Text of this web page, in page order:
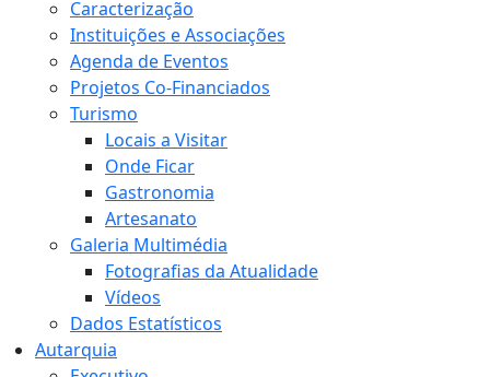
Caracterização
Instituições e Associações
Agenda de Eventos
Projetos Co-Financiados
Turismo
Locais a Visitar
Onde Ficar
Gastronomia
Artesanato
Galeria Multimédia
Fotografias da Atualidade
Vídeos
Dados Estatísticos
Autarquia